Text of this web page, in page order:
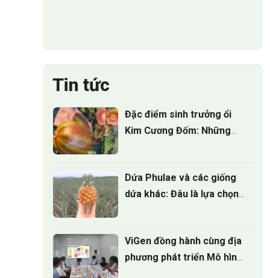
Tin tức
Đặc điểm sinh trưởng ổi
Kim Cương Đốm: Những
Dứa Phulae và các giống
dứa khác: Đâu là lựa chọn
ViGen đồng hành cùng địa
phương phát triển Mô hình